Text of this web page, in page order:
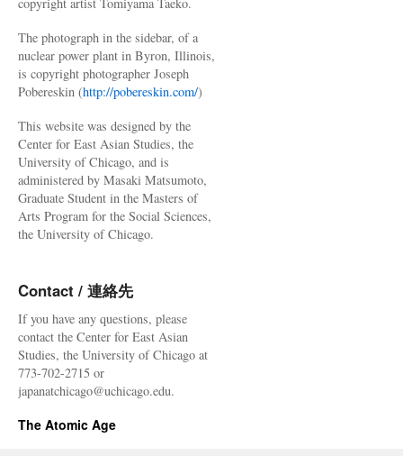
The photograph in the sidebar, of a
nuclear power plant in Byron, Illinois,
is copyright photographer Joseph
Pobereskin (http://pobereskin.com/)
This website was designed by the
Center for East Asian Studies, the
University of Chicago, and is
administered by Masaki Matsumoto,
Graduate Student in the Masters of
Arts Program for the Social Sciences,
the University of Chicago.
Contact / 連絡先
If you have any questions, please
contact the Center for East Asian
Studies, the University of Chicago at
773-702-2715 or
japanatchicago@uchicago.edu.
The Atomic Age